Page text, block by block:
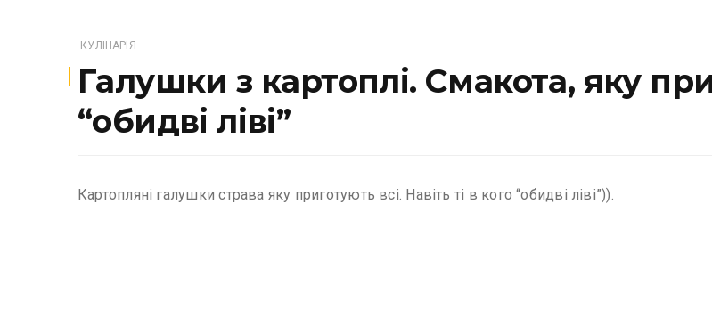
КУЛІНАРІЯ
Галушки з картоплі. Смакота, яку
“обидві ліві”
Картопляні галушки страва яку приготують всі. Навіть ті в кого “обидві ліві”)).